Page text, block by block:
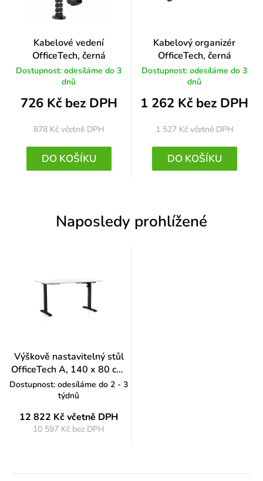
Kabelové vedení
OfficeTech, černá
Dostupnost: odesíláme do 3
dnů
726 Kč bez DPH
878 Kč včetně DPH
DO KOŠÍKU
Kabelový organizér
OfficeTech, černá
Dostupnost: odesíláme do 3
dnů
1 262 Kč bez DPH
1 527 Kč včetně DPH
DO KOŠÍKU
Naposledy prohlížené
Výškově nastavitelný stůl
OfficeTech A, 140 x 80 cm,
černá podnož, bílá
Dostupnost: odesíláme do 2 - 3
týdnů
12 822 Kčvčetně DPH
10 597 Kč bez DPH